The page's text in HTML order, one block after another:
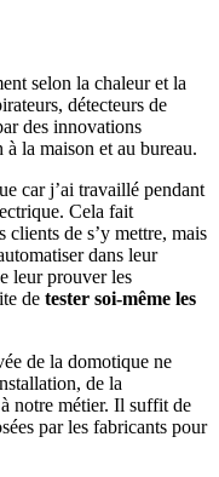
selon la chaleur et la
détecteurs de
des innovations
la maison et au bureau.
car j’ai travaillé pendant
Cela fait
clients de s’y mettre, mais
dans leur
leur prouver les
de tester soi-même les
de la domotique ne
de la
notre métier. Il suffit de
par les fabricants pour